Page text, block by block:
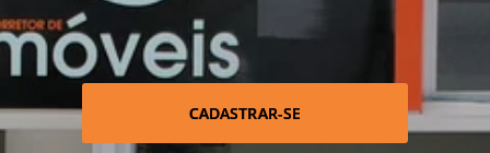
CADASTRAR-SE